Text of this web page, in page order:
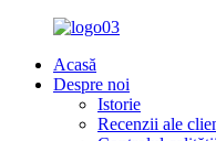
Acasă
Despre noi
Istorie
Recenzii ale